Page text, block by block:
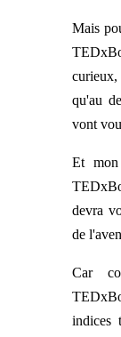
Mais
qu'au
vont
Et
devra
de
Car
indices